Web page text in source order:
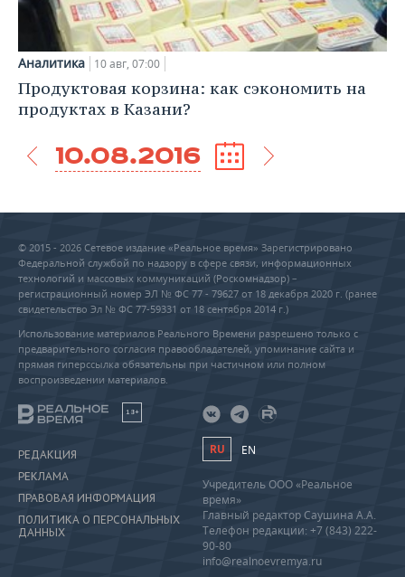
Аналитика 10 авг, 07:00
Продуктовая корзина: как сэкономить на
продуктах в Казани?
10.08.2016
© 2015 - 2026 Сетевое издание «Реальное время» Зарегистрировано
Федеральной службой по надзору в сфере связи, информационных
технологий и массовых коммуникаций (Роскомнадзор) –
регистрационный номер ЭЛ № ФС 77 - 79627 от 18 декабря 2020 г. (ранее
свидетельство Эл № ФС 77-59331 от 18 сентября 2014 г.)
Использование материалов Реального Времени разрешено только с
предварительного согласия правообладателей, упоминание сайта и
прямая гиперссылка обязательны при частичном или полном
воспроизведении материалов.
18+
РЕДАКЦИЯ
РЕКЛАМА
ПРАВОВАЯ ИНФОРМАЦИЯ
ПОЛИТИКА О ПЕРСОНАЛЬНЫХ
ДАННЫХ
RU EN
Учредитель ООО «Реальное
время»
Главный редактор Саушина А.А.
Телефон редакции: +7 (843) 222-
90-80
info@realnoevremya.ru